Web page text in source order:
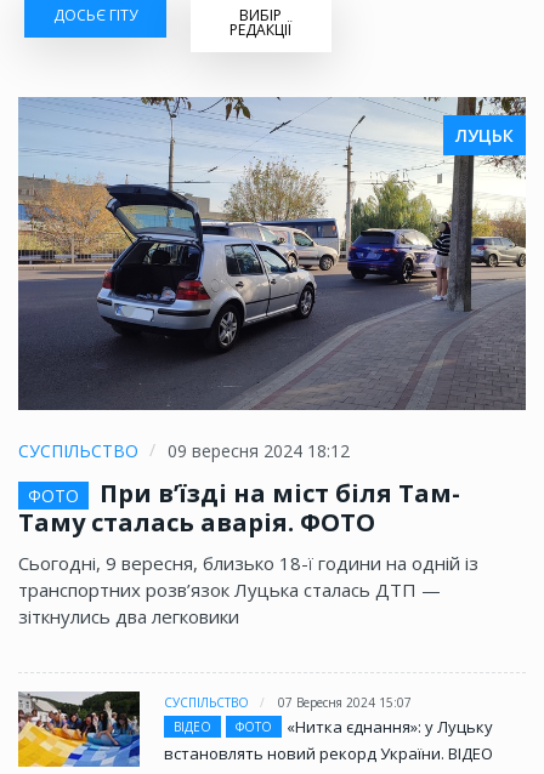
ДОСЬЄ ГІТУ ВИБІР
РЕДАКЦІЇ
ЛУЦЬК
СУСПІЛЬСТВО
09 вересня 2024 18:12
ФОТО
При в’їзді на міст біля Там-
Таму сталась аварія. ФОТО
Сьогодні, 9 вересня, близько 18-ї години на одній із
транспортних розв’язок Луцька сталась ДТП —
зіткнулись два легковики
СУСПІЛЬСТВО
07 Вересня 2024 15:07
ВІДЕО
ФОТО
«Нитка єднання»: у Луцьку
встановлять новий рекорд України. ВІДЕО